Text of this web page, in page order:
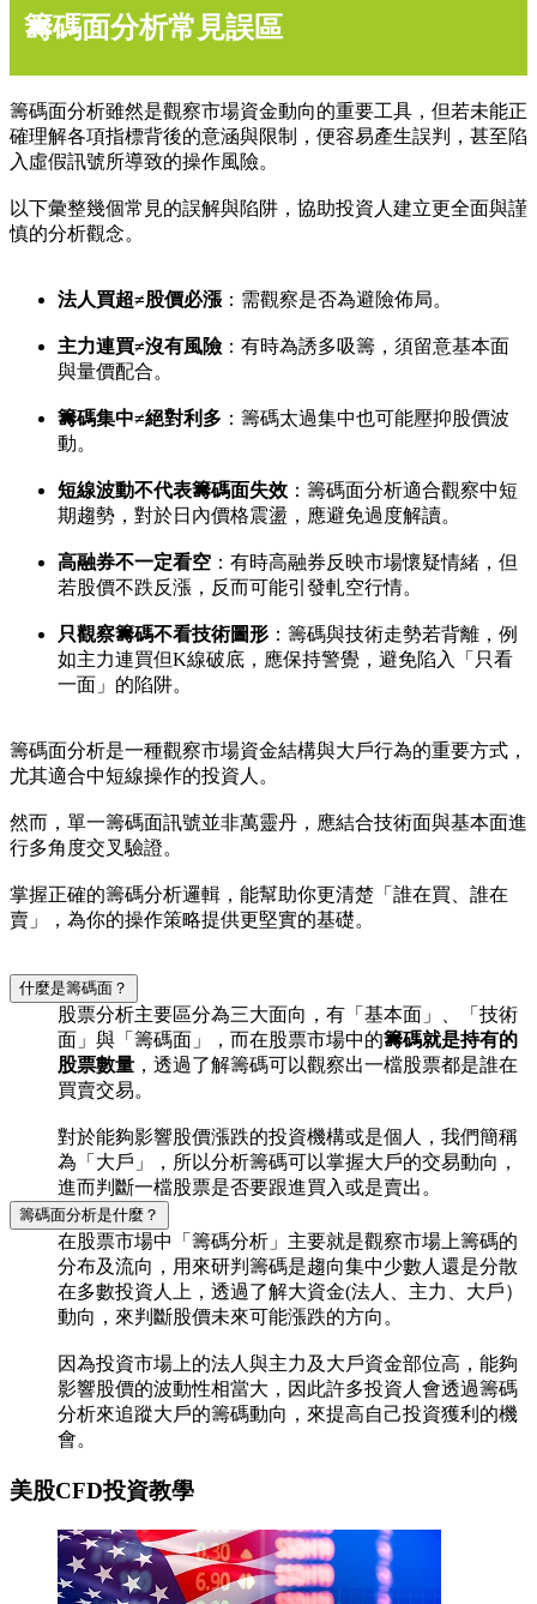
籌碼面分析常見誤區
籌碼面分析雖然是觀察市場資金動向的重要工具，但若未能正
確理解各項指標背後的意涵與限制，便容易產生誤判，甚至陷
入虛假訊號所導致的操作風險。
以下彙整幾個常見的誤解與陷阱，協助投資人建立更全面與謹
慎的分析觀念。
法人買超≠股價必漲 ：需觀察是否為避險佈局。
主力連買≠沒有風險 ：有時為誘多吸籌，須留意基本面
與量價配合。
籌碼集中≠絕對利多 ：籌碼太過集中也可能壓抑股價波
動。
短線波動不代表籌碼面失效 ：籌碼面分析適合觀察中短
期趨勢，對於日內價格震盪，應避免過度解讀。
高融券不一定看空 ：有時高融券反映市場懷疑情緒，但
若股價不跌反漲，反而可能引發軋空行情。
只觀察籌碼不看技術圖形 ：籌碼與技術走勢若背離，例
如主力連買但K線破底，應保持警覺，避免陷入「只看
一面」的陷阱。
籌碼面分析是一種觀察市場資金結構與大戶行為的重要方式，
尤其適合中短線操作的投資人。
然而，單一籌碼面訊號並非萬靈丹，應結合技術面與基本面進
行多角度交叉驗證。
掌握正確的籌碼分析邏輯，能幫助你更清楚「誰在買、誰在
賣」，為你的操作策略提供更堅實的基礎。
什麼是籌碼面？
股票分析主要區分為三大面向，有「基本面」、「技術
面」與「籌碼面」，而在股票市場中的籌碼就是持有的
股票數量 ，透過了解籌碼可以觀察出一檔股票都是誰在
買賣交易。
對於能夠影響股價漲跌的投資機構或是個人，我們簡稱
為「大戶」，所以分析籌碼可以掌握大戶的交易動向，
進而判斷一檔股票是否要跟進買入或是賣出。
籌碼面分析是什麼？
在股票市場中「籌碼分析」主要就是觀察市場上籌碼的
分布及流向，用來研判籌碼是趨向集中少數人還是分散
在多數投資人上，透過了解大資金(法人、主力、大戶）
動向，來判斷股價未來可能漲跌的方向。
因為投資市場上的法人與主力及大戶資金部位高，能夠
影響股價的波動性相當大，因此許多投資人會透過籌碼
分析來追蹤大戶的籌碼動向，來提高自己投資獲利的機
會。
美股CFD投資教學